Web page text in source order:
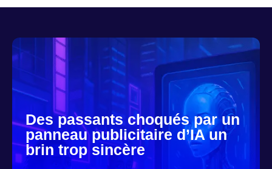
Des passants choqués par un
panneau publicitaire d’IA un
brin trop sincère